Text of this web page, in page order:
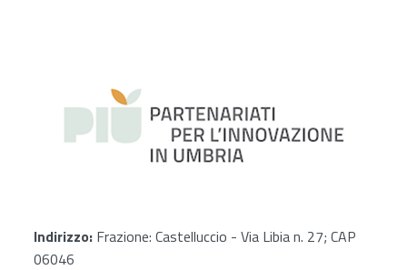
Indirizzo: Frazione: Castelluccio - Via Libia n. 27; CAP
06046